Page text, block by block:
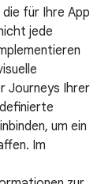
die für Ihre App
jede
Journeys Ihrer
um ein
Im